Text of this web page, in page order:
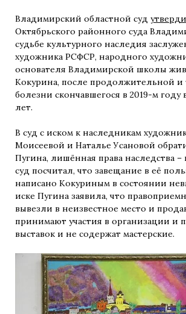
Владимирский областной суд
Октябрьского районного суда
судьбе культурного наследия
художника РСФСР, народного
основателя Владимирской школы
Кокурина, после продолжительной и
болезни скончавшегося в 2019-м году
лет.
В суд с иском к наследникам
Моисеевой и Наталье Усановой
Пугина, лишённая права наследства –
суд посчитал, что завещание в её
написано Кокуриным в состоянии
иске Пугина заявила, что
вывезли в неизвестное место и
принимают участия в организации и
выставок и не содержат мастерские.